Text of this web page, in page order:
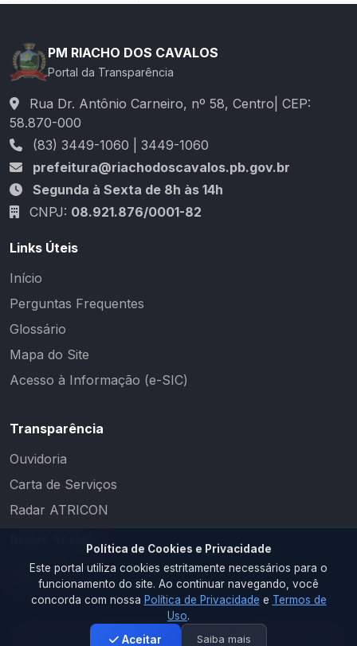
PM RIACHO DOS CAVALOS
Portal da Transparência
Rua Dr. Antônio Carneiro, nº 58, Centro| CEP:
58.870-000
(83) 3449-1060 | 3449-1060
prefeitura@riachodoscavalos.pb.gov.br
Segunda à Sexta de 8h às 14h
CNPJ: 08.921.876/0001-82
Links Úteis
Início
Perguntas Frequentes
Glossário
Mapa do Site
Acesso à Informação (e-SIC)
Transparência
Ouvidoria
Carta de Serviços
Radar ATRICON
2026 © PM RIACHO DOS CAVALOS. Todos os direitos reservados.
Política de Cookies e Privacidade
Este portal utiliza cookies estritamente necessários para o
funcionamento do site. Ao continuar navegando, você
concorda com nossa Política de Privacidade e Termos de
Uso.
Aceitar
Saiba mais